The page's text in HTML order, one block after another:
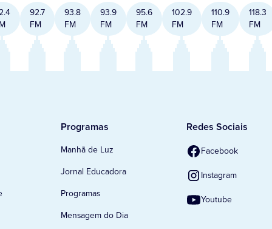
92.7
FM
93.8
FM
93.9
FM
95.6
FM
102.9
FM
110.9
FM
118.3
FM
Programas
Manhã de Luz
Jornal Educadora
Programas
Mensagem do Dia
Redes Sociais
Facebook
Instagram
Youtube